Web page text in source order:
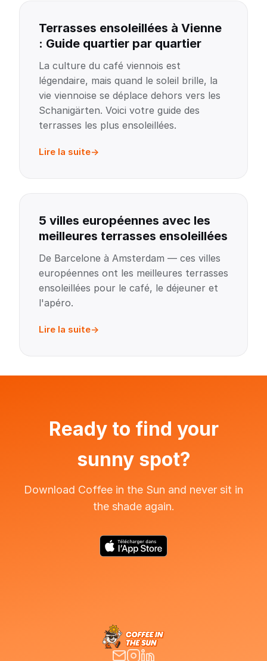
Terrasses ensoleillées à Vienne
: Guide quartier par quartier
La culture du café viennois est
légendaire, mais quand le soleil brille, la
vie viennoise se déplace dehors vers les
Schanigärten. Voici votre guide des
terrasses les plus ensoleillées.
Lire la suite
5 villes européennes avec les
meilleures terrasses ensoleillées
De Barcelone à Amsterdam — ces villes
européennes ont les meilleures terrasses
ensoleillées pour le café, le déjeuner et
l'apéro.
Lire la suite
Ready to find your
sunny spot?
Download Coffee in the Sun and never sit in
the shade again.